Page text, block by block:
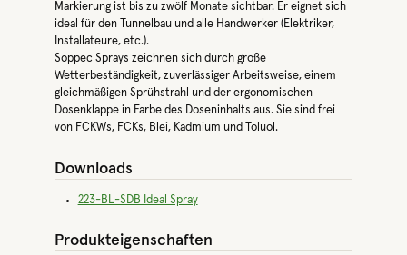
Markierung ist bis zu zwölf Monate sichtbar. Er eignet sich
ideal für den Tunnelbau und alle Handwerker (Elektriker,
Installateure, etc.).
Soppec Sprays zeichnen sich durch große
Wetterbeständigkeit, zuverlässiger Arbeitsweise, einem
gleichmäßigen Sprühstrahl und der ergonomischen
Dosenklappe in Farbe des Doseninhalts aus. Sie sind frei
von FCKWs, FCKs, Blei, Kadmium und Toluol.
Downloads
223-BL-SDB Ideal Spray
Produkteigenschaften